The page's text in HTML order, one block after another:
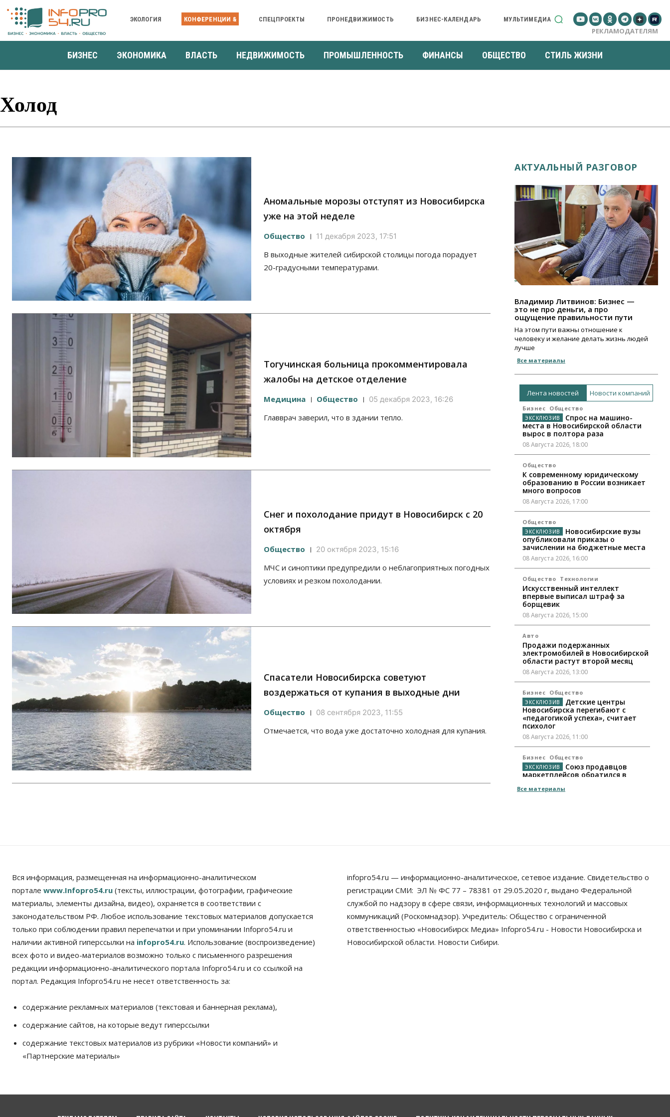
ЭКОЛОГИЯ КОНФЕРЕНЦИИ & СПЕЦПРОЕКТЫ ПРОНЕДВИЖИМОСТЬ БИЗНЕС-КАЛЕНДАРЬ МУЛЬТИМЕДИА
РЕКЛАМОДАТЕЛЯМ
БИЗНЕС ЭКОНОМИКА ВЛАСТЬ НЕДВИЖИМОСТЬ ПРОМЫШЛЕННОСТЬ ФИНАНСЫ ОБЩЕСТВО СТИЛЬ ЖИЗНИ
Холод
Аномальные морозы отступят из Новосибирска
уже на этой неделе
Общество 11 декабря 2023, 17:51
В выходные жителей сибирской столицы погода порадует
20-градусными температурами.
Тогучинская больница прокомментировала
жалобы на детское отделение
Медицина Общество 05 декабря 2023, 16:26
Главврач заверил, что в здании тепло.
Снег и похолодание придут в Новосибирск с 20
октября
Общество 20 октября 2023, 15:16
МЧС и синоптики предупредили о неблагоприятных погодных
условиях и резком похолодании.
Спасатели Новосибирска советуют
воздержаться от купания в выходные дни
Общество 08 сентября 2023, 11:55
Отмечается, что вода уже достаточно холодная для купания.
АКТУАЛЬНЫЙ РАЗГОВОР
Владимир Литвинов: Бизнес —
это не про деньги, а про
ощущение правильности пути
На этом пути важны отношение к
человеку и желание делать жизнь людей
лучше
Все материалы
Лента новостей Новости компаний
Бизнес Общество
Спрос на машино-
места в Новосибирской области
вырос в полтора раза
08 Августа 2026, 18:00
Общество
К современному юридическому
образованию в России возникает
много вопросов
08 Августа 2026, 17:00
Общество
Новосибирские вузы
опубликовали приказы о
зачислении на бюджетные места
08 Августа 2026, 16:00
Общество Технологии
Искусственный интеллект
впервые выписал штраф за
борщевик
08 Августа 2026, 15:00
Авто
Продажи подержанных
электромобилей в Новосибирской
области растут второй месяц
08 Августа 2026, 13:00
Бизнес Общество
Детские центры
Новосибирска перегибают с
«педагогикой успеха», считает
психолог
08 Августа 2026, 11:00
Бизнес Общество
Союз продавцов
маркетплейсов обратился в
WB
В Новосибирской
области резко сократился
грузооборот в автоперевозках
07 Августа 2026, 19:00
Общество
Все материалы
Вся информация, размещенная на информационно-аналитическом
портале www.Infopro54.ru (тексты, иллюстрации, фотографии, графические
материалы, элементы дизайна, видео), охраняется в соответствии с
законодательством РФ. Любое использование текстовых материалов допускается
только при соблюдении правил перепечатки и при упоминании Infopro54.ru и
наличии активной гиперссылки на infopro54.ru. Использование (воспроизведение)
всех фото и видео-материалов возможно только с письменного разрешения
редакции информационно-аналитического портала Infopro54.ru и со ссылкой на
портал. Редакция Infopro54.ru не несет ответственность за:
содержание рекламных материалов (текстовая и баннерная реклама),
содержание сайтов, на которые ведут гиперссылки
содержание текстовых материалов из рубрики «Новости компаний» и
«Партнерские материалы»
infopro54.ru — информационно-аналитическое, сетевое издание. Свидетельство о
регистрации СМИ: ЭЛ № ФС 77 – 78381 от 29.05.2020 г, выдано Федеральной
службой по надзору в сфере связи, информационных технологий и массовых
коммуникаций (Роскомнадзор). Учредитель: Общество с ограниченной
ответственностью «Новосибирск Медиа» Infopro54.ru - Новости Новосибирска и
Новосибирской области. Новости Сибири.